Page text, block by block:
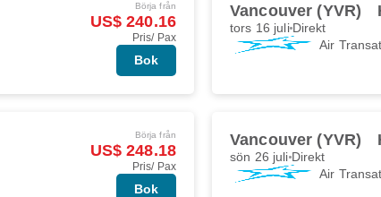
Börja från
US$ 240.16
Pris/ Pax
Bok
Vancouver (YVR)
tors 16 juliDirekt
Air Transat
Börja från
US$ 248.18
Pris/ Pax
Bok
Vancouver (YVR)
sön 26 juli Direkt
Air Transat